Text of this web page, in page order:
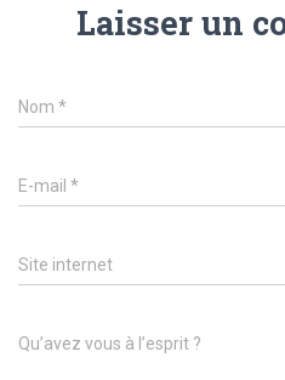
Laisser un
Nom *
E-mail *
Site internet
Qu’avez vous à l’esprit ?